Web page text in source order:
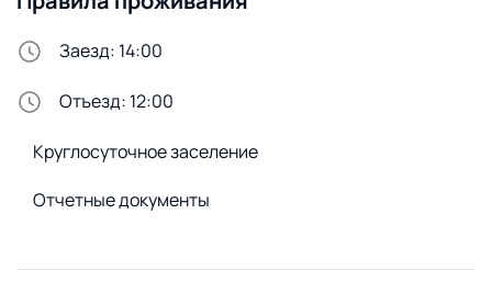
Сменное постельное белье
Сушилка для белья
Удобства снаружи
Заезд: 14:00
Отъезд: 12:00
Круглосуточное заселение
Отчетные документы